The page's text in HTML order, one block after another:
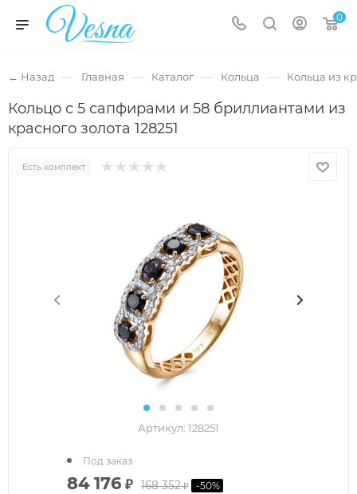
0
← Назад — Главная — Каталог — Кольца — Кольца из
Кольцо с 5 сапфирами и 58 бриллиантами из
красного золота 128251
Есть комплект
Артикул: 128251
84 176 ₽ 168 352₽ -50%
Под заказ